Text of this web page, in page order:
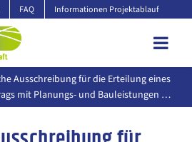
FAQ Informationen Projektablauf
Ausschreibung für die Erteilung eines
mit Planungs- und Bauleistungen …